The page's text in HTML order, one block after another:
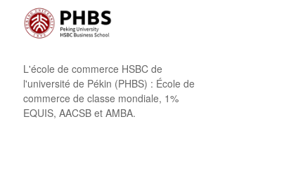
L'école de commerce HSBC de
l'université de Pékin (PHBS) : École de
commerce de classe mondiale, 1%
EQUIS, AACSB et AMBA.